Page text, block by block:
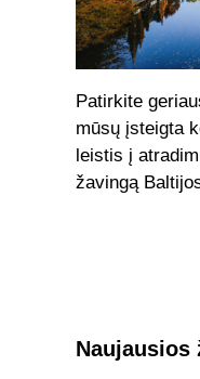
Patirkite
mūsų įsteigta
leistis į
žavingą
Naujausios